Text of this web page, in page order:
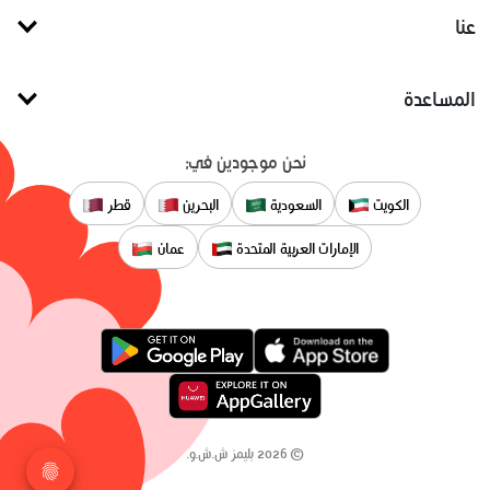
عنا
المساعدة
نحن موجودين في:
الكويت السعودية البحرين قطر
الإمارات العربية المتحدة عمان
©
2026 بليمز ش.ش.و.